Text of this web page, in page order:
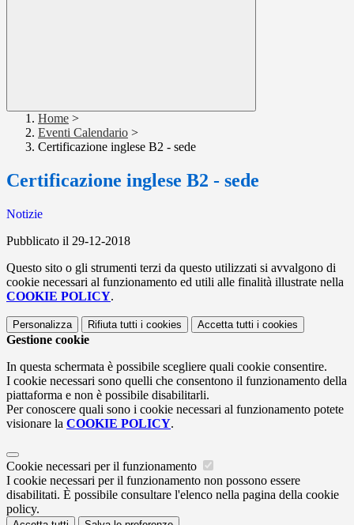
Home >
Eventi Calendario >
Certificazione inglese B2 - sede
Certificazione inglese B2 - sede
Notizie
Pubblicato il 29-12-2018
Questo sito o gli strumenti terzi da questo utilizzati si avvalgono di
cookie necessari al funzionamento ed utili alle finalità illustrate nella
COOKIE POLICY.
Personalizza Rifiuta tutti i cookies Accetta tutti i cookies
Gestione cookie
In questa schermata è possibile scegliere quali cookie consentire.
I cookie necessari sono quelli che consentono il funzionamento della
piattaforma e non è possibile disabilitarli.
Per conoscere quali sono i cookie necessari al funzionamento potete
visionare la COOKIE POLICY.
Cookie necessari per il funzionamento
I cookie necessari per il funzionamento non possono essere
disabilitati. È possibile consultare l'elenco nella pagina della cookie
policy.